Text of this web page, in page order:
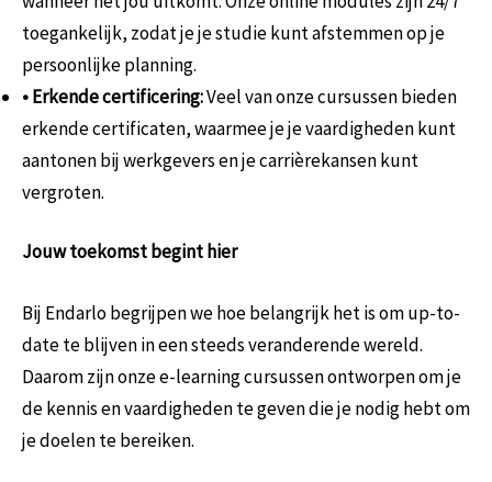
toegankelijk, zodat je je studie kunt afstemmen op je
persoonlijke planning.
• Erkende certificering:Veel van onze cursussen bieden
erkende certificaten, waarmee je je vaardigheden kunt
aantonen bij werkgevers en je carrièrekansen kunt
vergroten.
Jouw toekomst begint hier
Bij Endarlo begrijpen we hoe belangrijk het is om up-to-
date te blijven in een steeds veranderende wereld.
Daarom zijn onze e-learning cursussen ontworpen om je
de kennis en vaardigheden te geven die je nodig hebt om
je doelen te bereiken.